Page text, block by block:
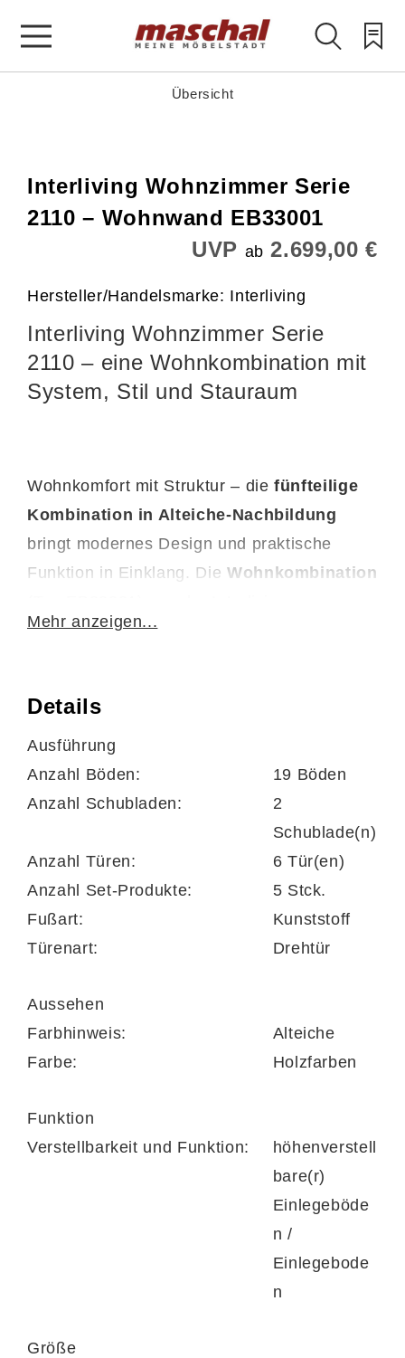
Übersicht
Interliving Wohnzimmer Serie
2110 – Wohnwand EB33001
UVP ab 2.699,00 €
Hersteller/Handelsmarke: Interliving
Interliving Wohnzimmer Serie
2110 – eine Wohnkombination mit
System, Stil und Stauraum
Wohnkomfort mit Struktur – diefünfteilige
Kombination in Alteiche-Nachbildung
bringt modernes Design und praktische
Funktion in Einklang. Die Wohnkombination
Wohnzimmer Serie 2110 bietet dir eine
330 x 216 x 45 cm (B/LxHxT)
Ensemble flexibel an verschiedene
Raumgrößen an und vereint funktionalen
Stauraum mit offenen Flächen für deine
Lieblingsdekoration – für ein wohnliches
Ambiente mit Persönlichkeit.
harmonisches Gesamtbild
anthrazitfarbenen Metallgriffen
modernes, gleichzeitig warmes
Erscheinungsbild. Dieses Designkonzept
betont die natürliche Ausstrahlung der
Holzoptik und sorgt für eine angenehme
Balance zwischen Wohnlichkeit und
Mehr anzeigen...
Details
Ausführung
Anzahl Böden:
19 Böden
Anzahl Schubladen:
2
Schublade(n)
Anzahl Türen:
6 Tür(en)
Anzahl Set-Produkte:
5 Stck.
Fußart:
Kunststoff
Türenart:
Drehtür
Aussehen
Farbhinweis:
Alteiche
Farbe:
Holzfarben
Funktion
Verstellbarkeit und Funktion:
höhenverstell
bare(r)
Einlegeböde
n /
Einlegebode
n
Größe